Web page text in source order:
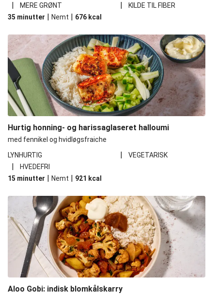
| MERE GRØNT |
KILDE TIL FIBER
35 minutter | Nemt | 676 kcal
Hurtig honning- og harissaglaseret halloumi
med fennikel og hvidløgsfraiche
LYNHURTIG
| VEGETARISK
|
HVEDEFRI
15 minutter | Nemt | 921 kcal
Aloo Gobi: indisk blomkålskarry